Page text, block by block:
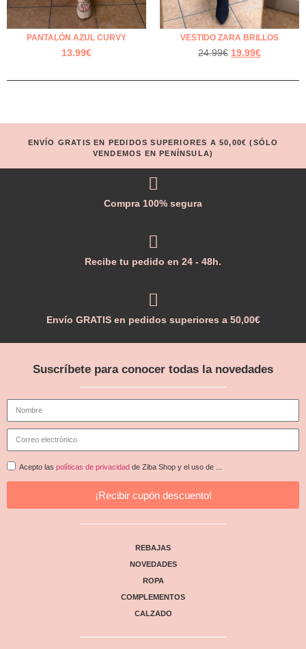
PANTALÓN AZUL CURVY
13.99€
VESTIDO ZARA BRILLOS
24.99€ 19.99€
ENVÍO GRATIS EN PEDIDOS SUPERIORES A 50,00€ (SÓLO
VENDEMOS EN PENÍNSULA)
Compra 100% segura
Recibe tu pedido en 24 - 48h.
Envío GRATIS en pedidos superiores a 50,00€
Suscríbete para conocer todas la novedades
Acepto las políticas de privacidad de Ziba Shop y el uso de ...
¡Recibir cupón descuento!
REBAJAS
NOVEDADES
ROPA
COMPLEMENTOS
CALZADO